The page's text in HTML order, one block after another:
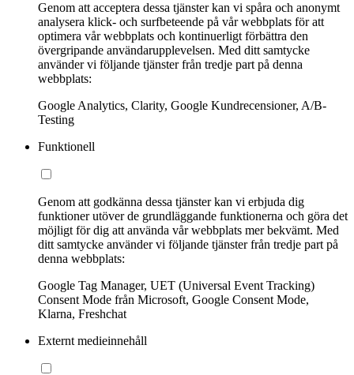
Genom att acceptera dessa tjänster kan vi spåra och anonymt
analysera klick- och surfbeteende på vår webbplats för att
optimera vår webbplats och kontinuerligt förbättra den
övergripande användarupplevelsen. Med ditt samtycke
använder vi följande tjänster från tredje part på denna
webbplats:
Google Analytics, Clarity, Google Kundrecensioner, A/B-
Testing
Funktionell
Genom att godkänna dessa tjänster kan vi erbjuda dig
funktioner utöver de grundläggande funktionerna och göra det
möjligt för dig att använda vår webbplats mer bekvämt. Med
ditt samtycke använder vi följande tjänster från tredje part på
denna webbplats:
Google Tag Manager, UET (Universal Event Tracking)
Consent Mode från Microsoft, Google Consent Mode,
Klarna, Freshchat
Externt medieinnehåll